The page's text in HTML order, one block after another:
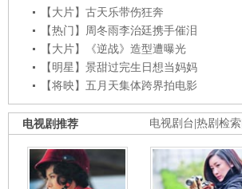
【大片】古天乐带伤狂奔
【热门】周冬雨李治廷携手催泪
【大片】《逆战》造型遭曝光
【明星】景甜过完生日想当妈妈
【将映】五月天集体跨界拍电影
电视剧台 热剧检索
电视剧推荐